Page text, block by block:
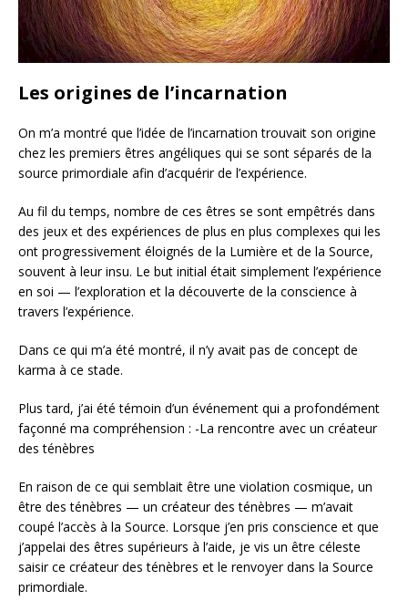
Les origines de l’incarnation
On m’a montré que l’idée de l’incarnation trouvait son origine
chez les premiers êtres angéliques qui se sont séparés de la
source primordiale afin d’acquérir de l’expérience.
Au fil du temps, nombre de ces êtres se sont empêtrés dans
des jeux et des expériences de plus en plus complexes qui les
ont progressivement éloignés de la Lumière et de la Source,
souvent à leur insu. Le but initial était simplement l’expérience
en soi — l’exploration et la découverte de la conscience à
travers l’expérience.
Dans ce qui m’a été montré, il n’y avait pas de concept de
karma à ce stade.
Plus tard, j’ai été témoin d’un événement qui a profondément
façonné ma compréhension : -La rencontre avec un créateur
des ténèbres
En raison de ce qui semblait être une violation cosmique, un
être des ténèbres — un créateur des ténèbres — m’avait
coupé l’accès à la Source. Lorsque j’en pris conscience et que
j’appelai des êtres supérieurs à l’aide, je vis un être céleste
saisir ce créateur des ténèbres et le renvoyer dans la Source
primordiale.